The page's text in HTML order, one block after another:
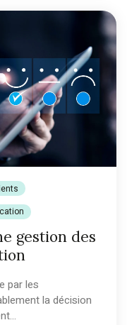
gestion des
par les
la décision